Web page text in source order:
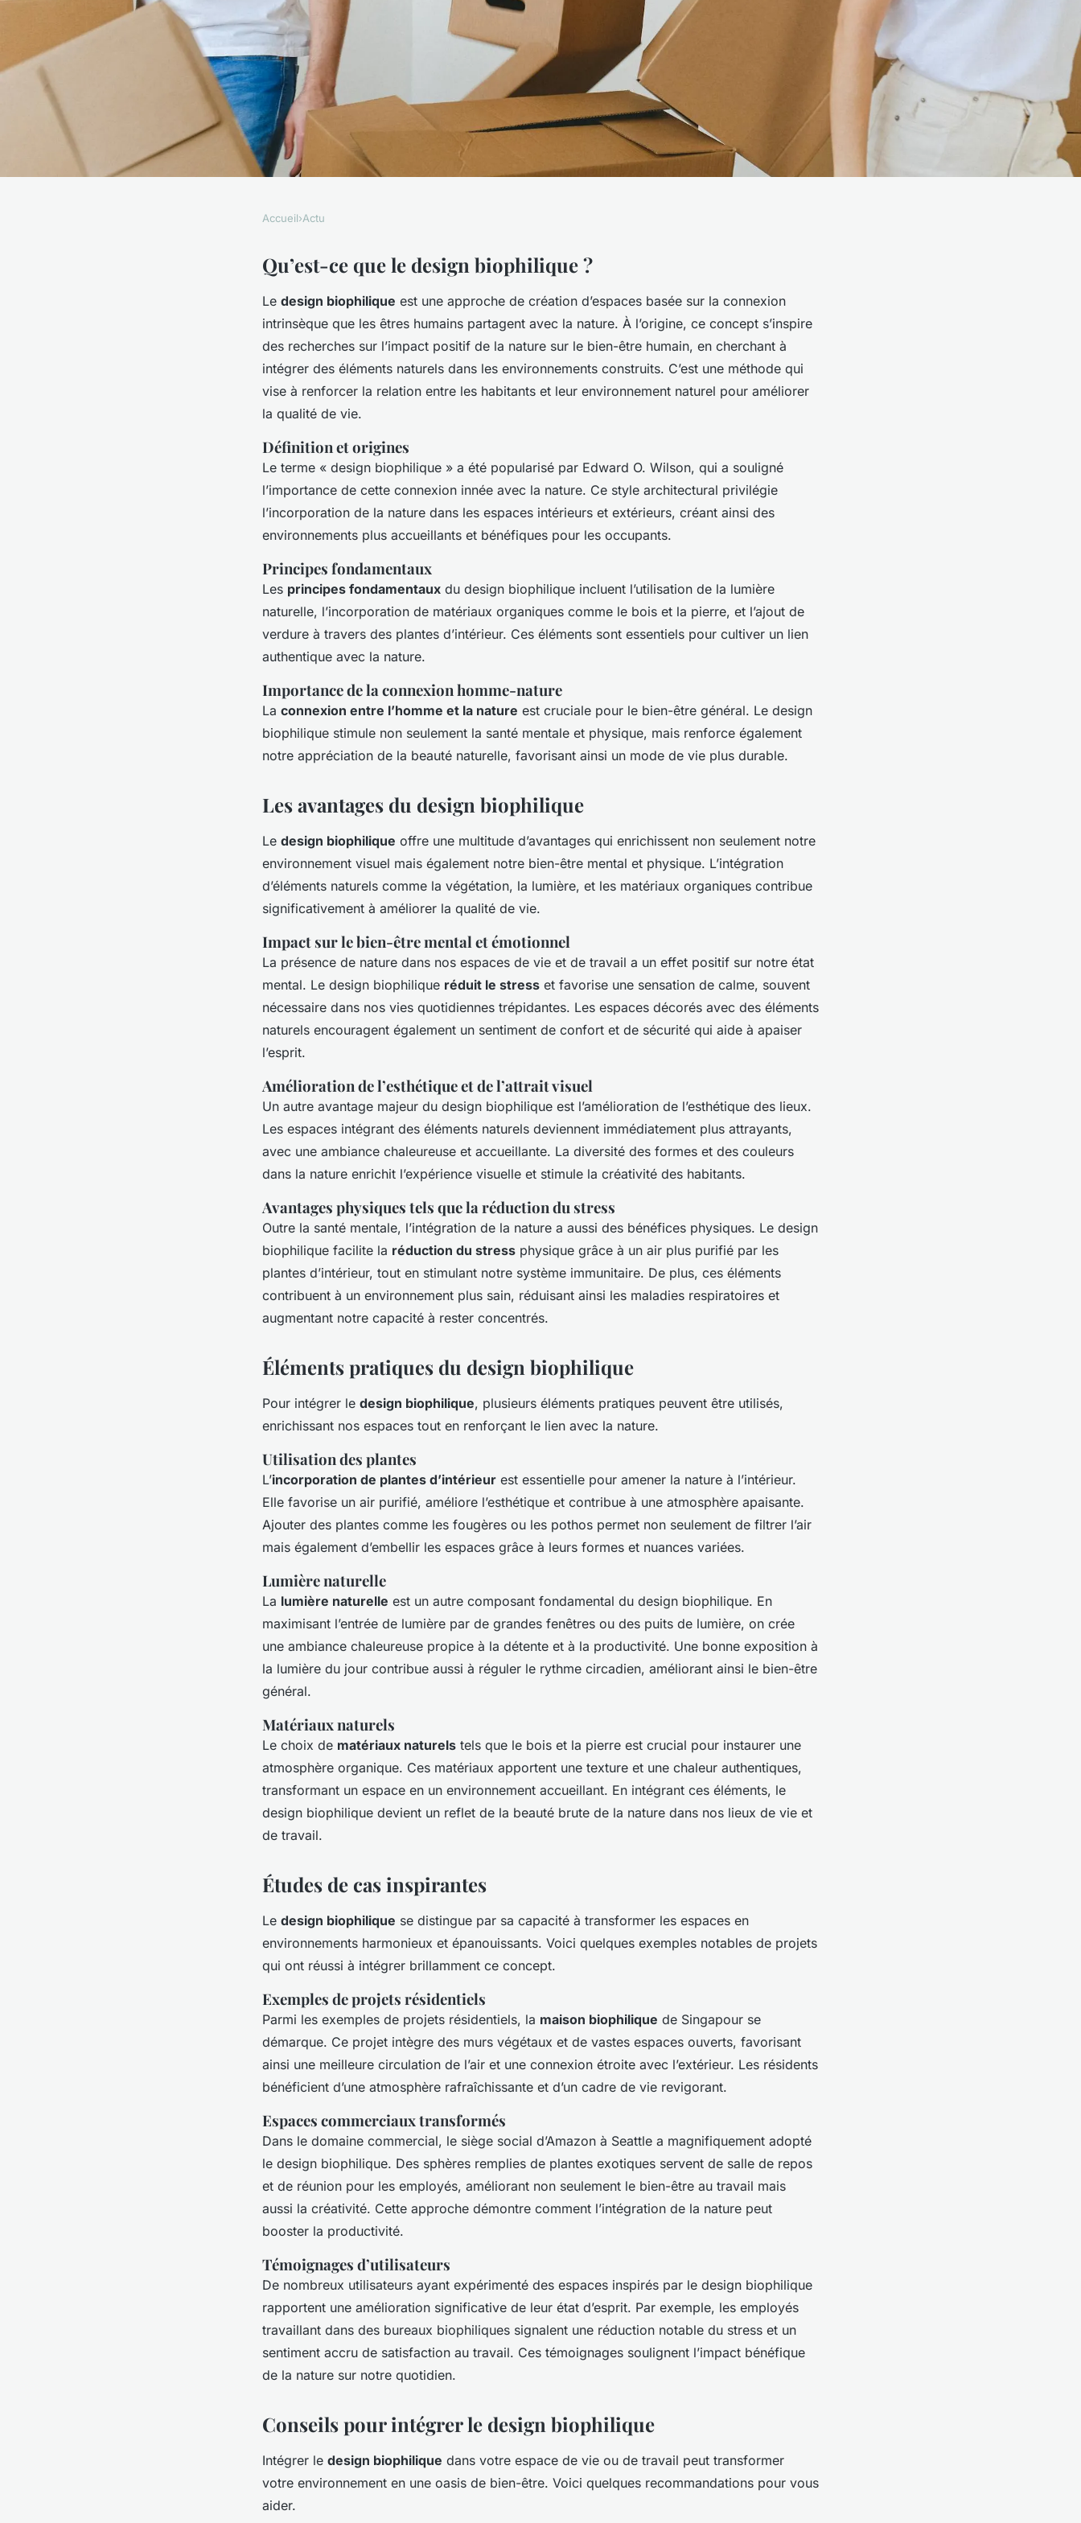
Comment le design biophilique peut-il
transformer votre espace de vie ?
Accueil›Actu
Qu’est-ce que le design biophilique ?
Le design biophilique est une approche de création d’espaces basée sur la connexion
intrinsèque que les êtres humains partagent avec la nature. À l’origine, ce concept s’inspire
des recherches sur l’impact positif de la nature sur le bien-être humain, en cherchant à
intégrer des éléments naturels dans les environnements construits. C’est une méthode qui
vise à renforcer la relation entre les habitants et leur environnement naturel pour améliorer
la qualité de vie.
Définition et origines
Le terme « design biophilique » a été popularisé par Edward O. Wilson, qui a souligné
l’importance de cette connexion innée avec la nature. Ce style architectural privilégie
l’incorporation de la nature dans les espaces intérieurs et extérieurs, créant ainsi des
environnements plus accueillants et bénéfiques pour les occupants.
Principes fondamentaux
Les principes fondamentaux du design biophilique incluent l’utilisation de la lumière
naturelle, l’incorporation de matériaux organiques comme le bois et la pierre, et l’ajout de
verdure à travers des plantes d’intérieur. Ces éléments sont essentiels pour cultiver un lien
authentique avec la nature.
Importance de la connexion homme-nature
La connexion entre l’homme et la nature est cruciale pour le bien-être général. Le design
biophilique stimule non seulement la santé mentale et physique, mais renforce également
notre appréciation de la beauté naturelle, favorisant ainsi un mode de vie plus durable.
Les avantages du design biophilique
Le design biophilique offre une multitude d’avantages qui enrichissent non seulement notre
environnement visuel mais également notre bien-être mental et physique. L’intégration
d’éléments naturels comme la végétation, la lumière, et les matériaux organiques contribue
significativement à améliorer la qualité de vie.
Impact sur le bien-être mental et émotionnel
La présence de nature dans nos espaces de vie et de travail a un effet positif sur notre état
mental. Le design biophilique réduit le stress et favorise une sensation de calme, souvent
nécessaire dans nos vies quotidiennes trépidantes. Les espaces décorés avec des éléments
naturels encouragent également un sentiment de confort et de sécurité qui aide à apaiser
l’esprit.
Amélioration de l’esthétique et de l’attrait visuel
Un autre avantage majeur du design biophilique est l’amélioration de l’esthétique des lieux.
Les espaces intégrant des éléments naturels deviennent immédiatement plus attrayants,
avec une ambiance chaleureuse et accueillante. La diversité des formes et des couleurs
dans la nature enrichit l’expérience visuelle et stimule la créativité des habitants.
Avantages physiques tels que la réduction du stress
Outre la santé mentale, l’intégration de la nature a aussi des bénéfices physiques. Le design
biophilique facilite la réduction du stress physique grâce à un air plus purifié par les
plantes d’intérieur, tout en stimulant notre système immunitaire. De plus, ces éléments
contribuent à un environnement plus sain, réduisant ainsi les maladies respiratoires et
augmentant notre capacité à rester concentrés.
Éléments pratiques du design biophilique
Pour intégrer le design biophilique, plusieurs éléments pratiques peuvent être utilisés,
enrichissant nos espaces tout en renforçant le lien avec la nature.
Utilisation des plantes
L’incorporation de plantes d’intérieur est essentielle pour amener la nature à l’intérieur.
Elle favorise un air purifié, améliore l’esthétique et contribue à une atmosphère apaisante.
Ajouter des plantes comme les fougères ou les pothos permet non seulement de filtrer l’air
mais également d’embellir les espaces grâce à leurs formes et nuances variées.
Lumière naturelle
La lumière naturelle est un autre composant fondamental du design biophilique. En
maximisant l’entrée de lumière par de grandes fenêtres ou des puits de lumière, on crée
une ambiance chaleureuse propice à la détente et à la productivité. Une bonne exposition à
la lumière du jour contribue aussi à réguler le rythme circadien, améliorant ainsi le bien-être
général.
Matériaux naturels
Le choix de matériaux naturels tels que le bois et la pierre est crucial pour instaurer une
atmosphère organique. Ces matériaux apportent une texture et une chaleur authentiques,
transformant un espace en un environnement accueillant. En intégrant ces éléments, le
design biophilique devient un reflet de la beauté brute de la nature dans nos lieux de vie et
de travail.
Études de cas inspirantes
Le design biophilique se distingue par sa capacité à transformer les espaces en
environnements harmonieux et épanouissants. Voici quelques exemples notables de projets
qui ont réussi à intégrer brillamment ce concept.
Exemples de projets résidentiels
Parmi les exemples de projets résidentiels, la maison biophilique de Singapour se
démarque. Ce projet intègre des murs végétaux et de vastes espaces ouverts, favorisant
ainsi une meilleure circulation de l’air et une connexion étroite avec l’extérieur. Les résidents
bénéficient d’une atmosphère rafraîchissante et d’un cadre de vie revigorant.
Espaces commerciaux transformés
Dans le domaine commercial, le siège social d’Amazon à Seattle a magnifiquement adopté
le design biophilique. Des sphères remplies de plantes exotiques servent de salle de repos
et de réunion pour les employés, améliorant non seulement le bien-être au travail mais
aussi la créativité. Cette approche démontre comment l’intégration de la nature peut
booster la productivité.
Témoignages d’utilisateurs
De nombreux utilisateurs ayant expérimenté des espaces inspirés par le design biophilique
rapportent une amélioration significative de leur état d’esprit. Par exemple, les employés
travaillant dans des bureaux biophiliques signalent une réduction notable du stress et un
sentiment accru de satisfaction au travail. Ces témoignages soulignent l’impact bénéfique
de la nature sur notre quotidien.
Conseils pour intégrer le design biophilique
Intégrer le design biophilique dans votre espace de vie ou de travail peut transformer
votre environnement en une oasis de bien-être. Voici quelques recommandations pour vous
aider.